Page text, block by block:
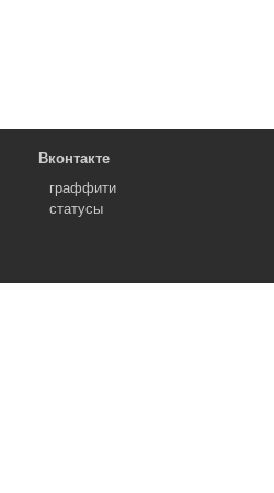
Вконтакте
граффити
статусы